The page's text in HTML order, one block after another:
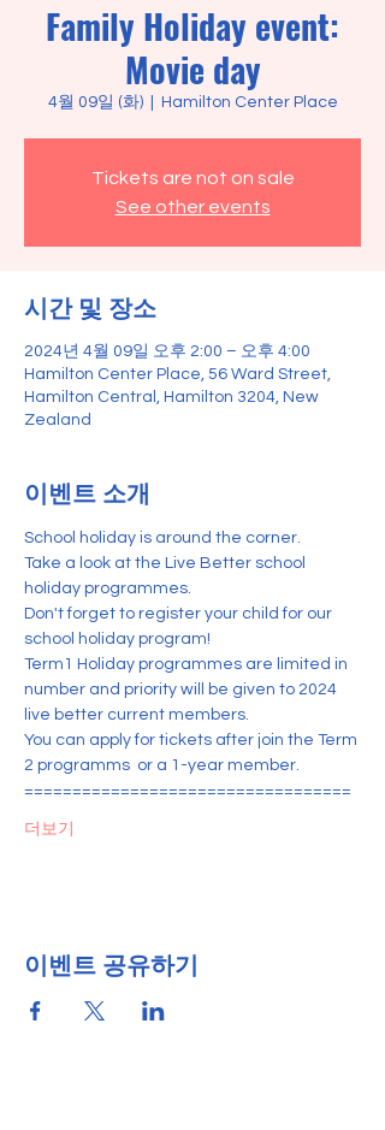
Family Holiday event:
Movie day
4월 09일 (화)
  |
Hamilton Center Place
Tickets are not on sale
See other events
시간 및 장소
2024년 4월 09일 오후 2:00 – 오후 4:00
Hamilton Center Place, 56 Ward Street,
Hamilton Central, Hamilton 3204, New
Zealand
이벤트 소개
School holiday is around the corner.
Take a look at the Live Better school
holiday programmes.
Don't forget to register your child for our
school holiday program!
Term1 Holiday programmes are limited in
number and priority will be given to 2024
live better current members.
You can apply for tickets after join the Term
2 programms  or a 1-year member.
==================================
더보기
이벤트 공유하기